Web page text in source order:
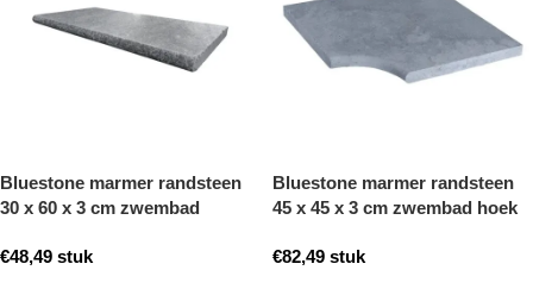
Bluestone marmer randsteen
30 x 60 x 3 cm zwembad
€48,49 stuk
Bluestone marmer randsteen
45 x 45 x 3 cm zwembad hoek
€82,49 stuk